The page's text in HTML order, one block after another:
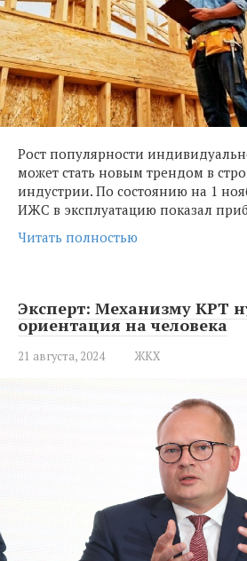
Рост популярности
может стать новым трендом в
индустрии. По состоянию на 1
ИЖС в эксплуатацию показал
Читать полностью
Эксперт: Механизму КРТ
ориентация на человека
21 августа, 2024 ЖКХ